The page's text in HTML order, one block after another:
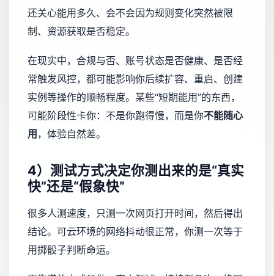
还关心能用多久、会不会因为规则变化突然被限
制、资源获取是否稳定。
在现实中，合规与否、账号状态是否健康、是否经
常触发风控，都可能影响你后续扩容、重启、创建
实例等操作的顺畅程度。某些“短期能用”的东西，
可能阶段性卡你：不是你跑得慢，而是你不能随心
用，体验自然差。
4）测试方式决定你测出来的是“真实
快”还是“假象快”
很多人测速度，只测一次网页打开时间，然后得出
结论。可云环境的网络抖动很正常，你测一次等于
用掷骰子判断命运。